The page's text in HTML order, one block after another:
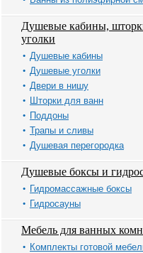
Душевые кабины,
уголки
Душевые кабины
Душевые уголки
Двери в нишу
Шторки для ванн
Поддоны
Трапы и сливы
Душевая перегородка
Душевые боксы и
Гидромассажные боксы
Гидросауны
Мебель для ванных
Комплекты готовой